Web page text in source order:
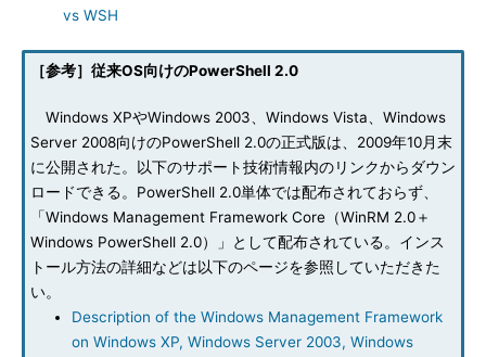
vs WSH
［参考］従来OS向けのPowerShell 2.0
Windows XPやWindows 2003、Windows Vista、Windows
Server 2008向けのPowerShell 2.0の正式版は、2009年10月末
に公開された。以下のサポート技術情報内のリンクからダウン
ロードできる。PowerShell 2.0単体では配布されておらず、
「Windows Management Framework Core（WinRM 2.0＋
Windows PowerShell 2.0）」として配布されている。インス
トール方法の詳細などは以下のページを参照していただきた
い。
Description of the Windows Management Framework
on Windows XP, Windows Server 2003, Windows